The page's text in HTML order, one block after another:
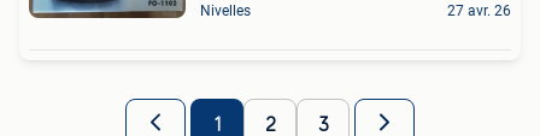
Nivelles 27 avr. 26
1 2 3